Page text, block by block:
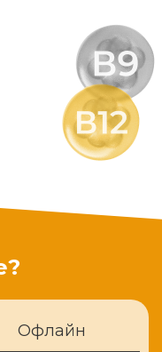
Офлайн